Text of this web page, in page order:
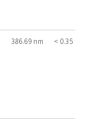
386.69 nm < 0.35